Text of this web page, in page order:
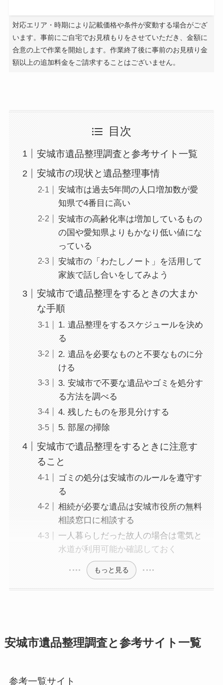
対応エリア・時期により記載価格や条件が変動する場合がござ
います。事前にご自宅でお見積もりをさせていただき、金額に
合意の上で作業を開始します。作業終了後に事前のお見積り金
額以上の追加料金をご請求することはございません。
目次
安城市遺品整理調査と参考サイト一覧
安城市の現状と遺品整理事情
安城市は過去5年間の人口増加数が愛
知県で4番目に高い
安城市の高齢化率は増加しているもの
の国や愛知県よりもかなり低い値にな
っている
安城市の「わたしノート」を活用して
家族で話し合いをしてみよう
安城市で遺品整理をするときの大まか
な手順
1. 遺品整理をするスケジュールを決め
る
2. 遺品を必要なものと不要なものに分
ける
3. 安城市で不要な遺品やゴミを処分す
る方法を調べる
4. 残したものを形見分けする
5. 部屋の掃除
安城市で遺品整理をするときに注意す
ること
ゴミの処分は安城市のルールを遵守す
る
相続が必要な遺品は安城市役所の無料
相談窓口に相談する
一人暮らしだった故人の場合は電気と
水道が利用可能か確認しておく
もっと見る
安城市遺品整理調査と参考サイト一覧
参考一覧サイト